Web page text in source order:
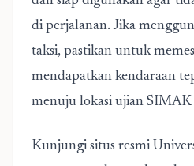
di perjalanan. Jika
taksi, pastikan untuk
mendapatkan kendaraan
menuju lokasi ujian SIMAK
Kunjungi situs resmi